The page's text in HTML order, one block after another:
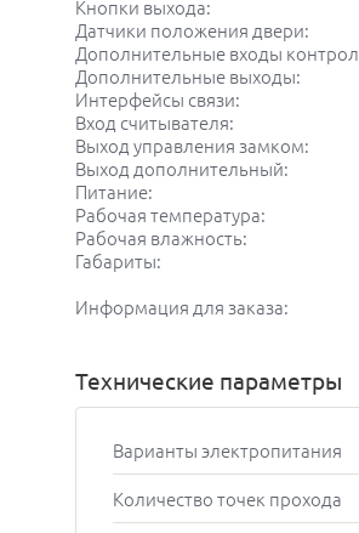
Кнопки выхода:
Датчики положения двери:
Дополнительные входы
Дополнительные выходы:
Интерфейсы связи:
Вход считывателя:
Выход управления замком:
Выход дополнительный:
Питание:
Рабочая температура:
Рабочая влажность:
Габариты:
Информация для заказа:
Технические параметры
Варианты электропитания
Количество точек прохода